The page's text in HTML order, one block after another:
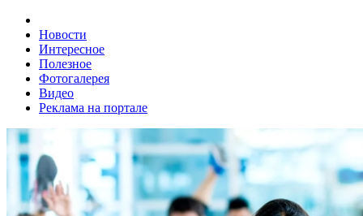
Новости
Интересное
Полезное
Фотогалерея
Видео
Реклама на портале